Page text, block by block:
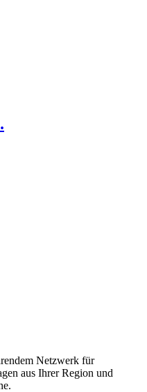
Netzwerk für
aus Ihrer Region und